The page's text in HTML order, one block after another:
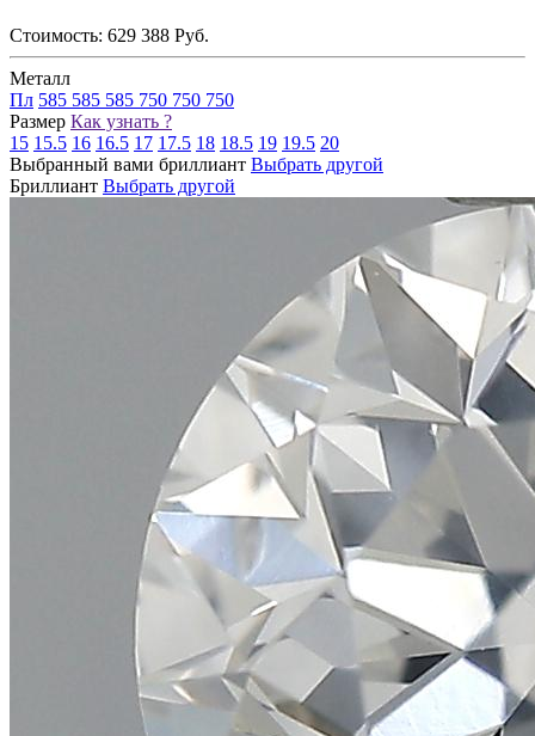
Стоимость: 629 388 Руб.
Металл
Пл 585 585 585 750 750 750
Размер Как узнать ?
15 15.5 16 16.5 17 17.5 18 18.5 19 19.5 20
Выбранный вами бриллиант Выбрать другой
Бриллиант Выбрать другой